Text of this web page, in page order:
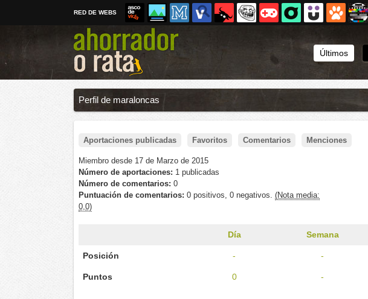
RED DE WEBS
Últimos
Perfil de maraloncas
Aportaciones publicadas Favoritos Comentarios Menciones
Miembro desde 17 de Marzo de 2015
Número de aportaciones: 1 publicadas
Número de comentarios: 0
Puntuación de comentarios: 0 positivos, 0 negativos. (Nota media:
0,0)
Día Semana
Posición - -
Puntos 0 -